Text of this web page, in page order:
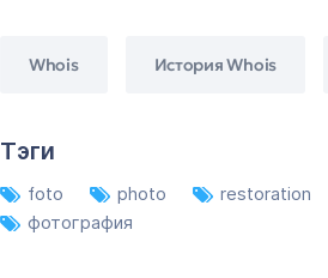
Whois История Whois
Тэги
foto photo restoration
фотография